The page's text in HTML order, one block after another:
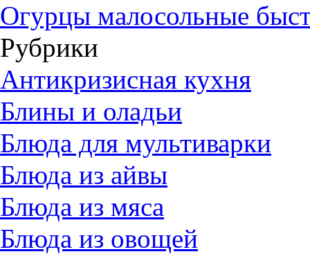
Огурцы малосольные
Рубрики
Антикризисная кухня
Блины и оладьи
Блюда для мультиварки
Блюда из айвы
Блюда из мяса
Блюда из овощей